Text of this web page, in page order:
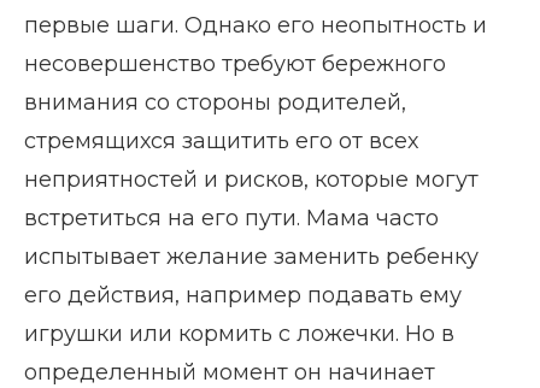
первые шаги. Однако его неопытность и
несовершенство требуют бережного
внимания со стороны родителей,
стремящихся защитить его от всех
неприятностей и рисков, которые могут
встретиться на его пути. Мама часто
испытывает желание заменить ребенку
его действия, например подавать ему
игрушки или кормить с ложечки. Но в
определенный момент он начинает